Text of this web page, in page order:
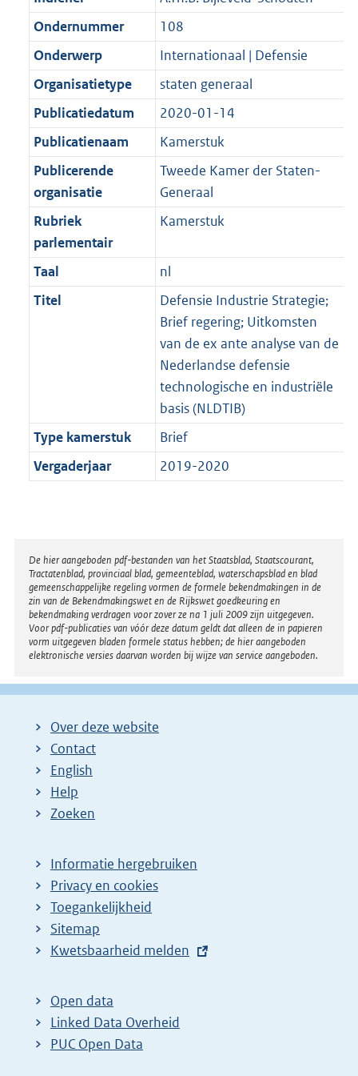
Ondernummer
108
Onderwerp
Internationaal | Defensie
Organisatietype
staten generaal
Publicatiedatum
2020-01-14
Publicatienaam
Kamerstuk
Publicerende
organisatie
Tweede Kamer der Staten-
Generaal
Rubriek
parlementair
Kamerstuk
Taal
nl
Titel
Defensie Industrie Strategie;
Brief regering; Uitkomsten
van de ex ante analyse van de
Nederlandse defensie
technologische en industriële
basis (NLDTIB)
Type kamerstuk
Brief
Vergaderjaar
2019-2020
Disclaimer
De hier aangeboden pdf-bestanden van het Staatsblad, Staatscourant,
Tractatenblad, provinciaal blad, gemeenteblad, waterschapsblad en blad
gemeenschappelijke regeling vormen de formele bekendmakingen in de
zin van de Bekendmakingswet en de Rijkswet goedkeuring en
bekendmaking verdragen voor zover ze na 1 juli 2009 zijn uitgegeven.
Voor pdf-publicaties van vóór deze datum geldt dat alleen de in papieren
vorm uitgegeven bladen formele status hebben; de hier aangeboden
elektronische versies daarvan worden bij wijze van service aangeboden.
Over deze website
Contact
English
Help
Zoeken
Informatie hergebruiken
Privacy en cookies
Toegankelijkheid
Sitemap
E
t
e
r
Kwetsbaarheid melden
Open data
Linked Data Overheid
PUC Open Data